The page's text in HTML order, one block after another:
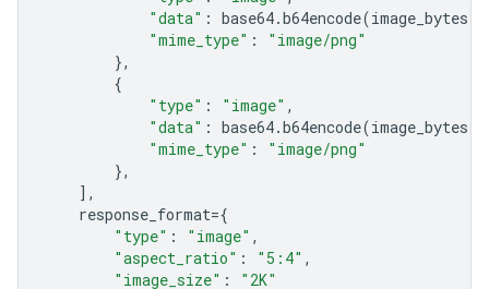
"data" : base64.b64encode(image_bytes
"mime_type" :
"image/png"
},
{
"type" : "image" ,
"data" : base64.b64encode(image_bytes
"mime_type" :
"image/png"
},
],
response_format={
"type" : "image" ,
"aspect_ratio" : "5:4" ,
"image_size" :
"2K"